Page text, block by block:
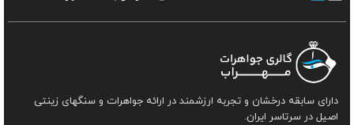
دارای سابقه درخشان و تجربه ارزشمند در ارائه جواهرات و سنگهای زینتی
اصیل در سرتاسر ایران.